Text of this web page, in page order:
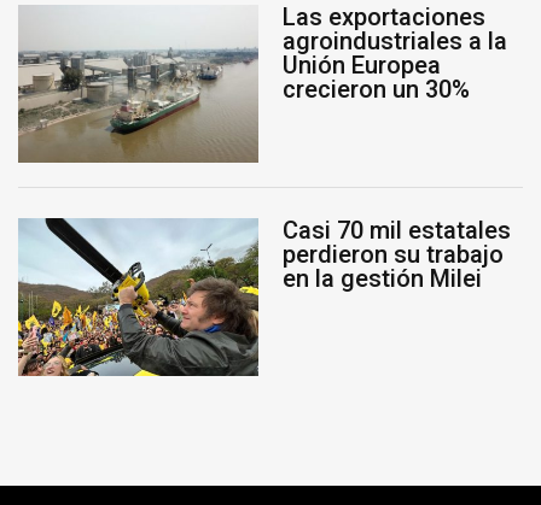
Las exportaciones
agroindustriales a la
Unión Europea
crecieron un 30%
Casi 70 mil estatales
perdieron su trabajo
en la gestión Milei